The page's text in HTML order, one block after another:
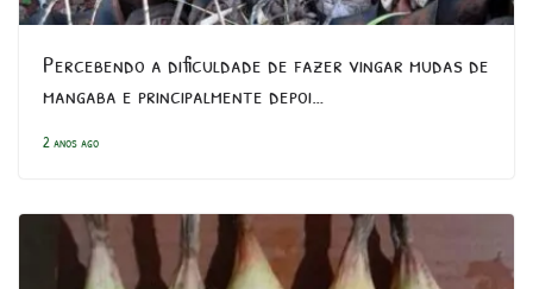
Percebendo a dificuldade de fazer vingar mudas de
mangaba e principalmente depoi…
2 anos ago